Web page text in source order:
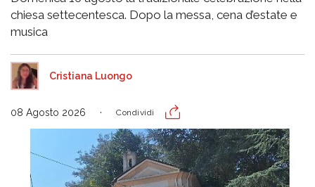
chiesa settecentesca. Dopo la messa, cena d’estate e
musica
Cristiana Luongo
08 Agosto 2026 Condividi